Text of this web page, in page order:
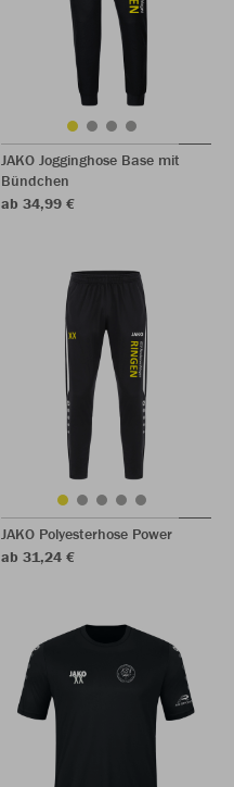
JAKO Jogginghose Base mit
Bündchen
ab 34,99 €
JAKO Polyesterhose Power
ab 31,24 €